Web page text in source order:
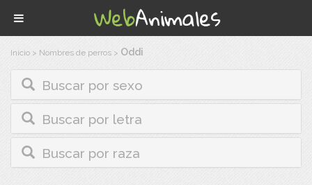
Inicio > Nombres de perros > Oddi
Buscar por sexo
Buscar por letra
Buscar por raza